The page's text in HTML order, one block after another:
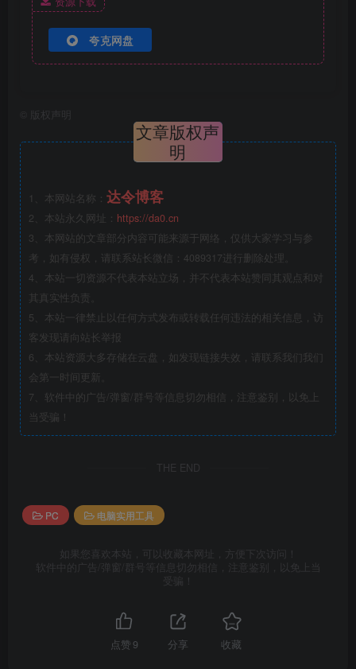
夸克网盘
版权声明
文章版权声
明
1、本网站名称： 达令博客
2、本站永久网址： https://da0.cn
3、本网站的文章部分内容可能来源于网络，仅供大家学习与参
考，如有侵权，请联系站长微信：4089317进行删除处理。
4、本站一切资源不代表本站立场，并不代表本站赞同其观点和对
其真实性负责。
5、本站一律禁止以任何方式发布或转载任何违法的相关信息，访
客发现请向站长举报
6、本站资源大多存储在云盘，如发现链接失效，请联系我们我们
会第一时间更新。
7、软件中的广告/弹窗/群号等信息切勿相信，注意鉴别，以免上
当受骗！
THE END
PC 电脑实用工具
如果您喜欢本站，可以收藏本网址，方便下次访问！
软件中的广告/弹窗/群号等信息切勿相信，注意鉴别，以免上当
受骗！
点赞 9 分享 收藏